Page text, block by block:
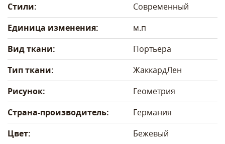
Стили:
Современный
Единица изменения:
м.п
Вид ткани:
Портьера
Тип ткани:
ЖаккардЛен
Рисунок:
Геометрия
Страна-производитель:
Германия
Цвет:
Бежевый